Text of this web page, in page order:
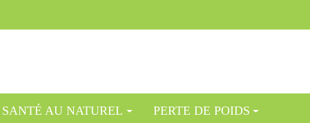
SANTÉ AU NATUREL PERTE DE POIDS